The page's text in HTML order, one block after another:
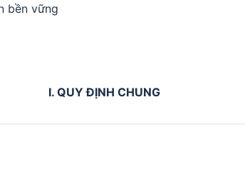
bền vững
I. QUY ĐỊNH CHUNG